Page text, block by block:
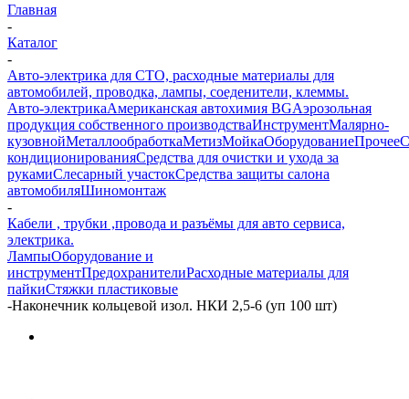
Главная
-
Каталог
-
Авто-электрика для СТО, расходные материалы для
автомобилей, проводка, лампы, соеденители, клеммы.
Авто-электрикаАмериканская автохимия BGАэрозольная
продукция собственного производстваИнструментМалярно-
кузовнойМеталлообработкаМетизМойкаОборудованиеПрочее
кондиционированияСредства для очистки и ухода за
рукамиСлесарный участокСредства защиты салона
автомобиляШиномонтаж
-
Кабели , трубки ,провода и разъёмы для авто сервиса,
электрика.
ЛампыОборудование и
инструментПредохранителиРасходные материалы для
пайкиСтяжки пластиковые
-Наконечник кольцевой изол. НКИ 2,5-6 (уп 100 шт)